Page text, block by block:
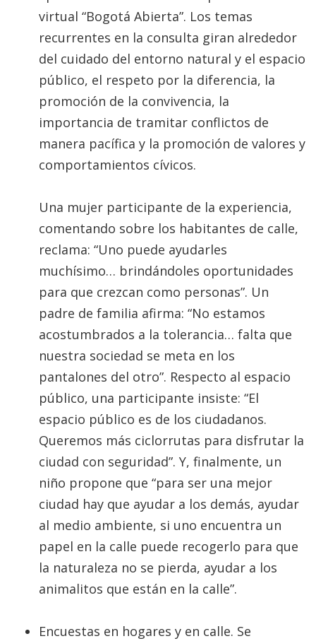
virtual “Bogotá Abierta”. Los temas
recurrentes en la consulta giran alrededor
del cuidado del entorno natural y el espacio
público, el respeto por la diferencia, la
promoción de la convivencia, la
importancia de tramitar conflictos de
manera pacífica y la promoción de valores y
comportamientos cívicos.
Una mujer participante de la experiencia,
comentando sobre los habitantes de calle,
reclama: “Uno puede ayudarles
muchísimo… brindándoles oportunidades
para que crezcan como personas”. Un
padre de familia afirma: “No estamos
acostumbrados a la tolerancia… falta que
nuestra sociedad se meta en los
pantalones del otro”. Respecto al espacio
público, una participante insiste: “El
espacio público es de los ciudadanos.
Queremos más ciclorrutas para disfrutar la
ciudad con seguridad”. Y, finalmente, un
niño propone que “para ser una mejor
ciudad hay que ayudar a los demás, ayudar
al medio ambiente, si uno encuentra un
papel en la calle puede recogerlo para que
la naturaleza no se pierda, ayudar a los
animalitos que están en la calle”.
Encuestas en hogares y en calle. Se